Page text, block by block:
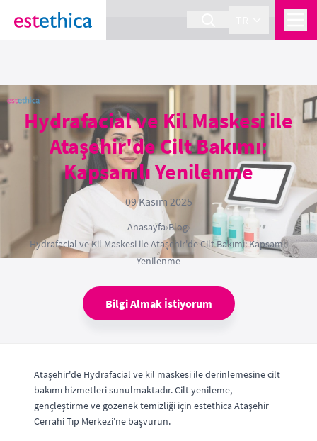
section Service {
Hydrafacial ve Kil Maskesi ile
Ataşehir'de Cilt Bakımı:
Kapsamlı Yenilenme
09 Kasım 2025
Anasayfa›Blog›
Hydrafacial ve Kil Maskesi ile Ataşehir'de Cilt Bakımı: Kapsamlı
Yenilenme
Bilgi Almak İstiyorum
Ataşehir'de Hydrafacial ve kil maskesi ile derinlemesine cilt
bakımı hizmetleri sunulmaktadır. Cilt yenileme,
gençleştirme ve gözenek temizliği için estethica Ataşehir
Cerrahi Tıp Merkezi'ne başvurun.